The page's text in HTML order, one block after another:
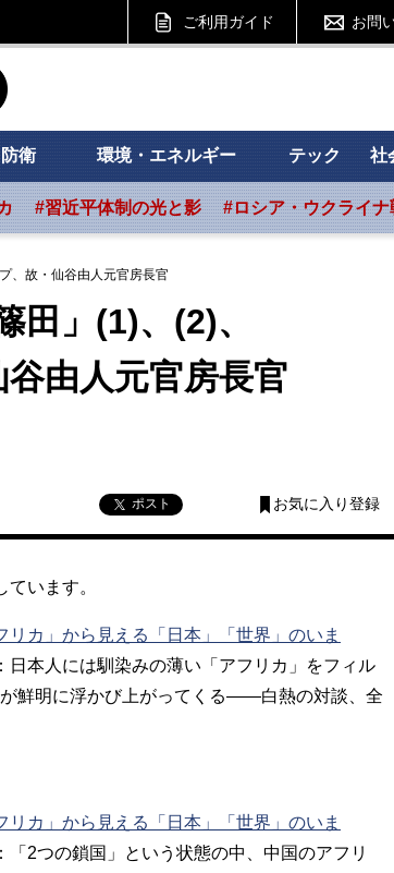
ご利用ガイド お問
ォーサイト
衛 環境・エネルギー テック 社
#習近平体制の光と影 #ロシア・ウクライナ
、故・仙谷由人元官房長官
田」(1)、(2)、
人元官房長官
ポスト お気に入り登録
います。
リカ」から見える「日本」「世界」のいま
日本人には馴染みの薄い「アフリカ」をフィル
鮮明に浮かび上がってくる――白熱の対談、全
リカ」から見える「日本」「世界」のいま
「2つの鎖国」という状態の中、中国のアフリ